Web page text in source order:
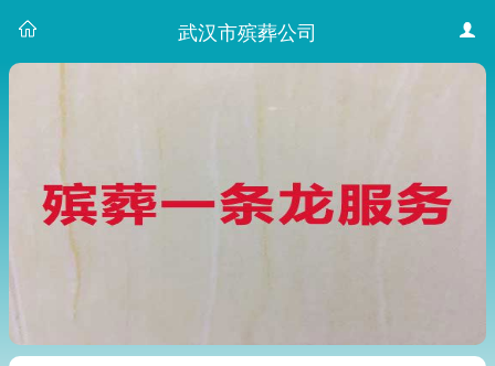
武汉市殡葬公司